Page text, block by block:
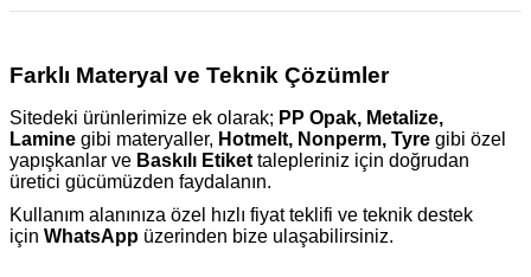
Farklı Materyal ve Teknik Çözümler
Sitedeki ürünlerimize ek olarak; PP Opak, Metalize,
Lamine gibi materyaller, Hotmelt, Nonperm, Tyre gibi özel
yapışkanlar ve Baskılı Etiket talepleriniz için doğrudan
üretici gücümüzden faydalanın.
Kullanım alanınıza özel hızlı fiyat teklifi ve teknik destek
için WhatsApp üzerinden bize ulaşabilirsiniz.